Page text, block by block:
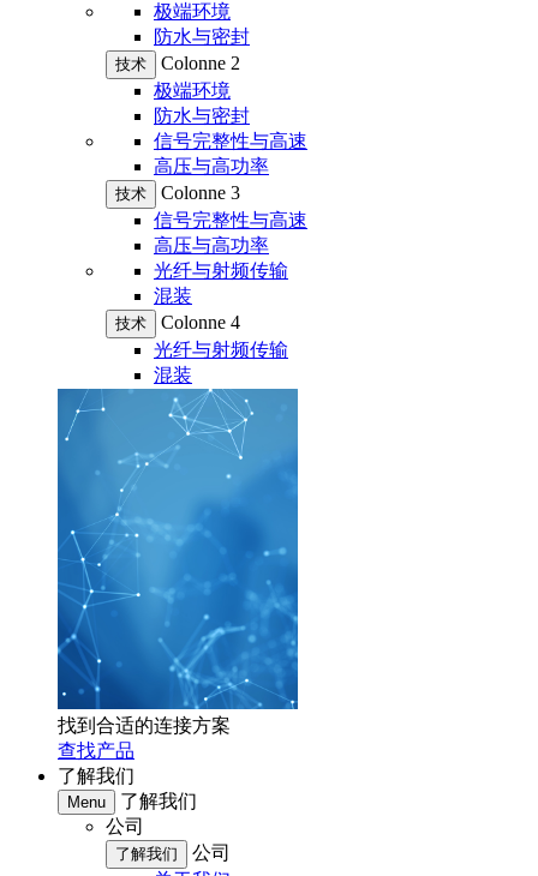
极端环境
防水与密封
技术
Colonne 2
极端环境
防水与密封
信号完整性与高速
高压与高功率
技术
Colonne 3
信号完整性与高速
高压与高功率
光纤与射频传输
混装
技术
Colonne 4
光纤与射频传输
混装
找到合适的连接方案
查找产品
了解我们
Menu
了解我们
公司
了解我们
公司